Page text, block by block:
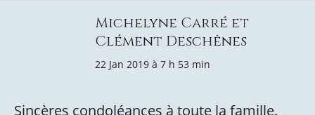
Michelyne Carré et
Clément Deschênes
22 Jan 2019 à 7 h 53 min
Sincères condoléances à toute la famille.